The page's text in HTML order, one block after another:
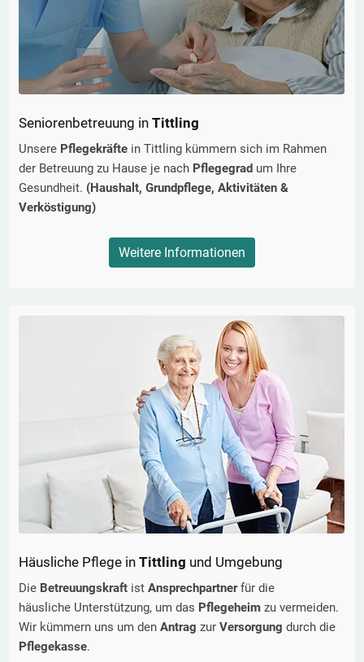
Seniorenbetreuung in Tittling
Unsere Pflegekräfte in Tittling kümmern sich im Rahmen
der Betreuung zu Hause je nach Pflegegrad um Ihre
Gesundheit. (Haushalt, Grundpflege, Aktivitäten &
Verköstigung)
Weitere Informationen
Häusliche Pflege in Tittling und Umgebung
Die Betreuungskraft ist Ansprechpartnerfür die
häusliche Unterstützung, um das Pflegeheim zu vermeiden.
Wir kümmern uns um den Antrag zur Versorgung durch die
Pflegekasse.